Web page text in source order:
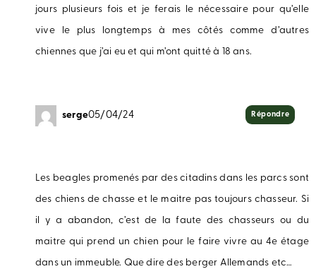
jours plusieurs fois et je ferais le nécessaire pour qu’elle
vive le plus longtemps à mes côtés comme d’autres
chiennes que j’ai eu et qui m’ont quitté à 18 ans.
serge05/04/24
Les beagles promenés par des citadins dans les parcs sont
des chiens de chasse et le maitre pas toujours chasseur. Si
il y a abandon, c’est de la faute des chasseurs ou du
maitre qui prend un chien pour le faire vivre au 4e étage
dans un immeuble. Que dire des berger Allemands etc…
Répondre